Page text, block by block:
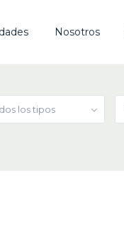
Nosotros
los tipos